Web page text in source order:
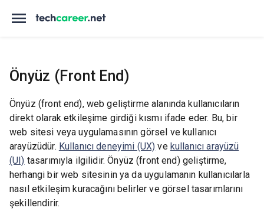
Önyüz (Front End)
Önyüz (front end), web geliştirme alanında kullanıcıların
direkt olarak etkileşime girdiği kısmı ifade eder. Bu, bir
web sitesi veya uygulamasının görsel ve kullanıcı
arayüzüdür. Kullanıcı deneyimi (UX) ve kullanıcı arayüzü
(UI) tasarımıyla ilgilidir. Önyüz (front end) geliştirme,
herhangi bir web sitesinin ya da uygulamanın kullanıcılarla
nasıl etkileşim kuracağını belirler ve görsel tasarımlarını
şekillendirir.